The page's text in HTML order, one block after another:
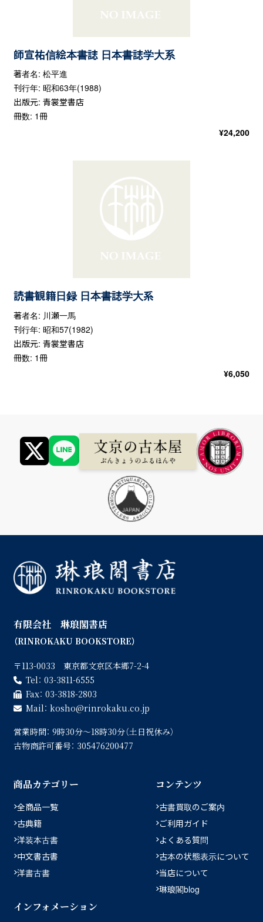
師宣祐信絵本書誌 日本書誌学大系
著者名: 松平進
刊行年: 昭和63年(1988)
出版元: 青裳堂書店
冊数: 1冊
¥24,200
読書観籍日録 日本書誌学大系
著者名: 川瀬一馬
刊行年: 昭和57(1982)
出版元: 青裳堂書店
冊数: 1冊
¥6,050
有限会社 琳琅閣書店
（RINROKAKU BOOKSTORE）
〒113-0033 東京都文京区本郷7-2-4
Tel： 03-3811-6555
Fax： 03-3818-2803
Mail： kosho
rinrokaku.co.jp
営業時間： 9時30分〜18時30分（土日祝休み）
古物商許可番号： 305476200477
商品カテゴリー
全商品一覧
古典籍
洋装本古書
中文書古書
洋書古書
コンテンツ
古書買取のご案内
ご利用ガイド
よくある質問
古本の状態表示について
当店について
琳琅閣blog
インフォメーション